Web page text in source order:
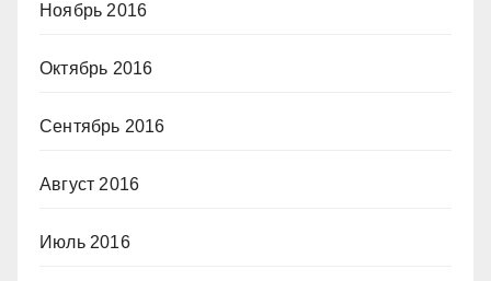
Ноябрь 2016
Октябрь 2016
Сентябрь 2016
Август 2016
Июль 2016